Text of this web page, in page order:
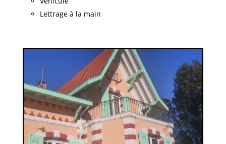
Lettrage à la main